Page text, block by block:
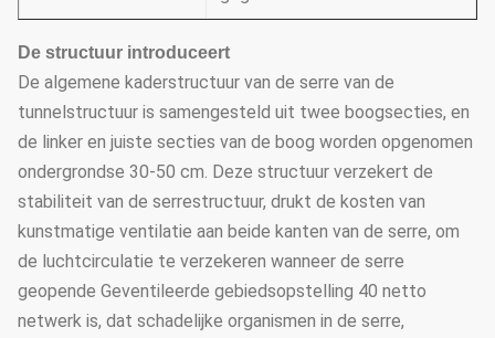
De structuur introduceert
De algemene kaderstructuur van de serre van de
tunnelstructuur is samengesteld uit twee boogsecties, en
de linker en juiste secties van de boog worden opgenomen
ondergrondse 30-50 cm. Deze structuur verzekert de
stabiliteit van de serrestructuur, drukt de kosten van
kunstmatige ventilatie aan beide kanten van de serre, om
de luchtcirculatie te verzekeren wanneer de serre
geopende Geventileerde gebiedsopstelling 40 netto
netwerk is, dat schadelijke organismen in de serre,